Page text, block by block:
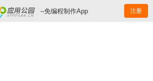
--免编程制作App 注册